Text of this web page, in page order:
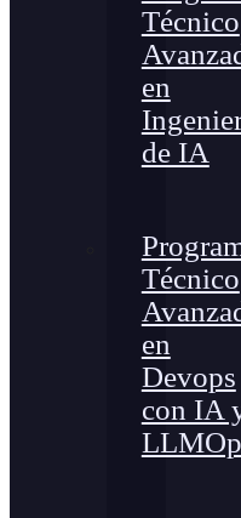
Técnico
en
de IA
Técnico
en
Devops
con IA